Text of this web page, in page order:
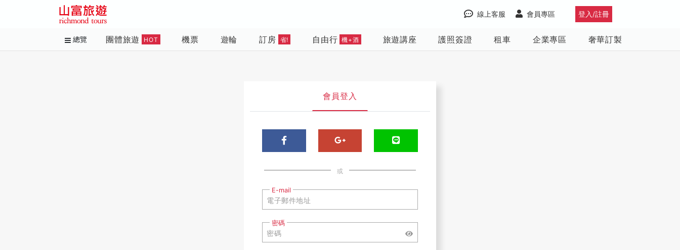
登入/註冊
會員專區
線上客服
總覽 團體旅遊 HOT 機票 遊輪 訂房 省! 自由行 機+酒 旅遊講座 護照簽證 租車 企業專區 奢華訂製
會員登入
或
E-mail
密碼